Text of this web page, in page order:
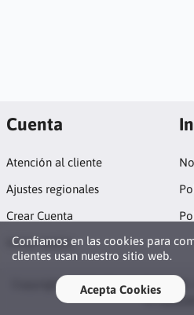
Confiamos en las cookies para
clientes usan nuestro sitio web.
Acepta Cookies
Cuenta
Atención al cliente
Ajustes regionales
Crear Cuenta
Iniciar sesión
Copyright © 2026 Tienda RobotSA.